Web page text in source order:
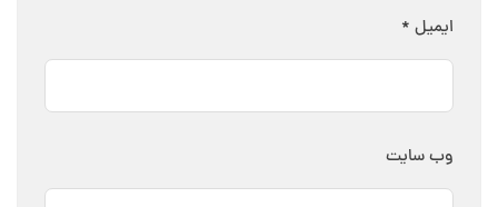
ایمیل *
وب‌ سایت